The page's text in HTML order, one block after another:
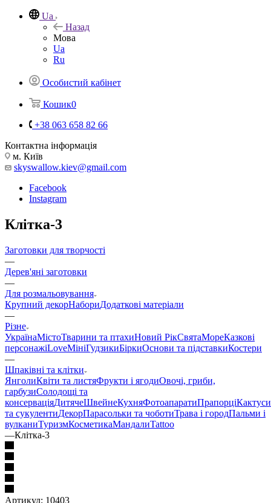
Ua
Назад
Мова
Ua
Ru
Особистий кабінет
Кошик0
+38 063 658 82 66
Контактна інформація
м. Київ
skyswallow.kiev@gmail.com
Facebook
Instagram
Клітка-3
Заготовки для творчості
—
Дерев'яні заготовки
—
Для розмальовування
Крупний декорНабориДодаткові матеріали
—
Різне
УкраїнаМістоТварини та птахиНовий РікСвятаМореКазкові
персонажіLoveМініГудзикиБіркиОснови та підставкиКостери
—
Шпаківні та клітки
ЯнголиКвіти та листяФрукти і ягодиОвочі, гриби,
гарбузиСолодощі та
консерваціяДитячеШвейнеКухняФотоапаратиПрапорціКактуси
та сукулентиДекорПарасольки та чоботиТрава і городПальми і
вулканиТуризмКосметикаМандалиTattoo
—Клітка-3
Артикул: 10403